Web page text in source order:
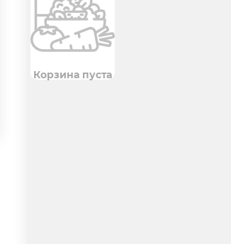
Корзина пуста